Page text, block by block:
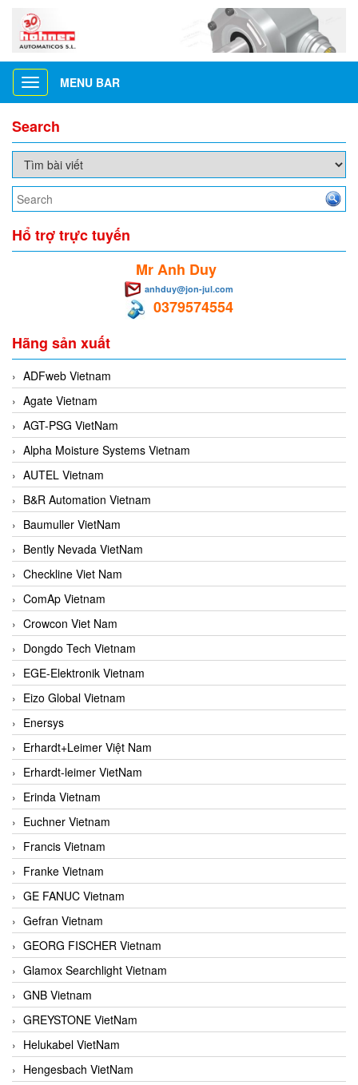
Toggle
navigation
MENU BAR
Search
Hổ trợ trực tuyến
Mr Anh Duy
anhduy@jon-jul.com
0379574554
Hãng sản xuất
ADFweb Vietnam
Agate Vietnam
AGT-PSG VietNam
Alpha Moisture Systems Vietnam
AUTEL Vietnam
B&R Automation Vietnam
Baumuller VietNam
Bently Nevada VietNam
Checkline Viet Nam
ComAp Vietnam
Crowcon Viet Nam
Dongdo Tech Vietnam
EGE-Elektronik Vietnam
Eizo Global Vietnam
Enersys
Erhardt+Leimer Việt Nam
Erhardt-leimer VietNam
Erinda Vietnam
Euchner Vietnam
Francis Vietnam
Franke Vietnam
GE FANUC Vietnam
Gefran Vietnam
GEORG FISCHER Vietnam
Glamox Searchlight Vietnam
GNB Vietnam
GREYSTONE VietNam
Helukabel VietNam
Hengesbach VietNam